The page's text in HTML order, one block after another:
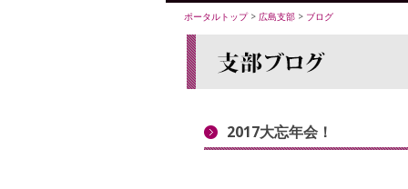
ポータルトップ> 広島支部 > ブログ
2017大忘年会！